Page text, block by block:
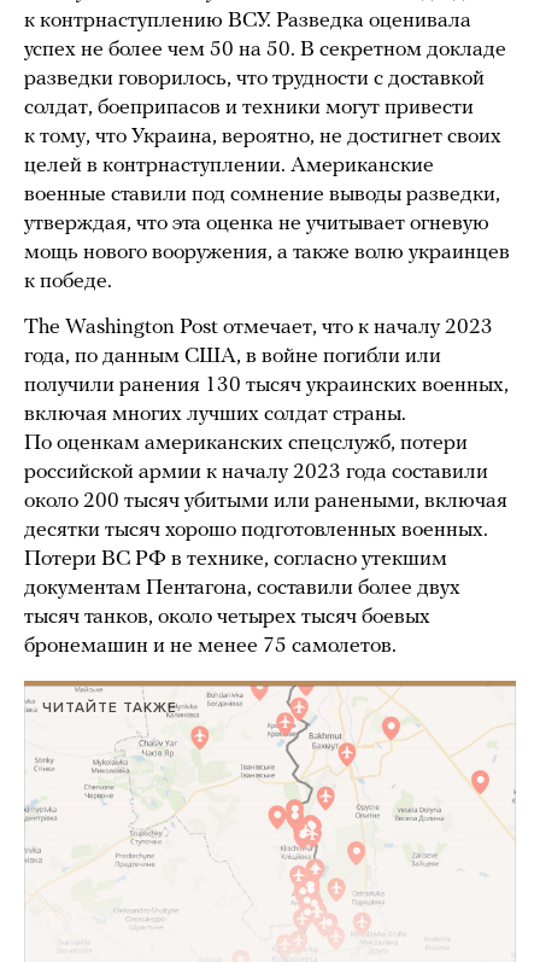
к контрнаступлению ВСУ. Разведка оценивала
успех не более чем 50 на 50. В секретном докладе
разведки говорилось, что трудности с доставкой
солдат, боеприпасов и техники могут привести
к тому, что Украина, вероятно, не достигнет своих
целей в контрнаступлении. Американские
военные ставили под сомнение выводы разведки,
утверждая, что эта оценка не учитывает огневую
мощь нового вооружения, а также волю украинцев
к победе.
The Washington Post отмечает, что к началу 2023
года, по данным США, в войне погибли или
получили ранения 130 тысяч украинских военных,
включая многих лучших солдат страны.
По оценкам американских спецслужб, потери
российской армии к началу 2023 года составили
около 200 тысяч убитыми или ранеными, включая
десятки тысяч хорошо подготовленных военных.
Потери ВС РФ в технике, согласно утекшим
документам Пентагона, составили более двух
тысяч танков, около четырех тысяч боевых
бронемашин и не менее 75 самолетов.
ЧИТАЙТЕ ТАКЖЕ